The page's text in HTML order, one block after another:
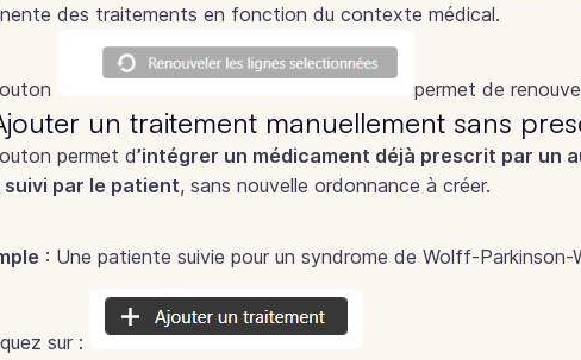
des traitements en fonction du contexte médical.
permet de
un traitement manuellement sans
permet d’intégrer un médicament déjà prescrit par un
suivi par le patient, sans nouvelle ordonnance à créer.
: Une patiente suivie pour un syndrome de Wolff-
sur :